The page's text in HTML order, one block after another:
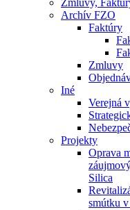
Zmluvy,
Archív FZO
Faktúry
Zmluvy
Iné
Verejná
Projekty
Oprava
Silica
smútku